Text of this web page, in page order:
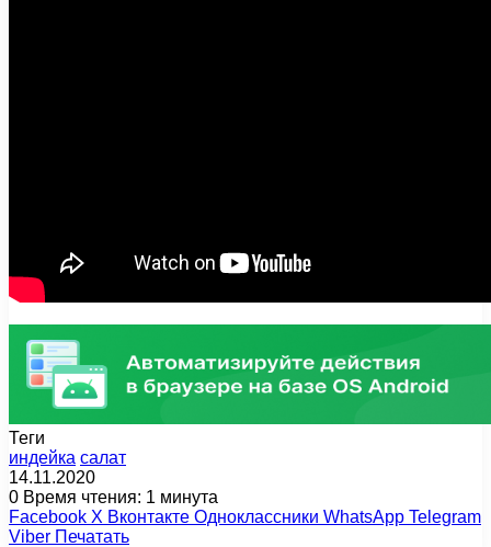
Теги
индейка салат
14.11.2020
0 Время чтения: 1 минута
Facebook X Вконтакте Одноклассники WhatsApp Telegram
Viber Печатать